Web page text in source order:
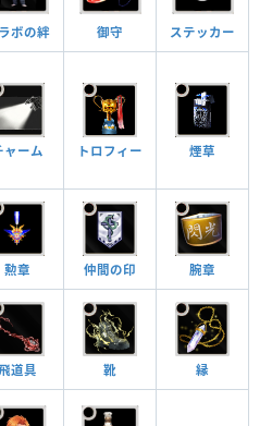
ボの絆 御守 ステッカー
ャーム トロフィー 煙草
勲章 仲間の印 腕章
道具 靴 縁